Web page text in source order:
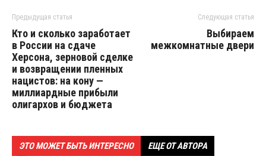
Предыдущая статья
Кто и сколько заработает
в России на сдаче
Херсона, зерновой сделке
и возвращении пленных
нацистов: на кону —
миллиардные прибыли
олигархов и бюджета
Следующая статья
Выбираем
межкомнатные двери
ЭТО МОЖЕТ БЫТЬ ИНТЕРЕСНО ЕЩЕ ОТ АВТОРА